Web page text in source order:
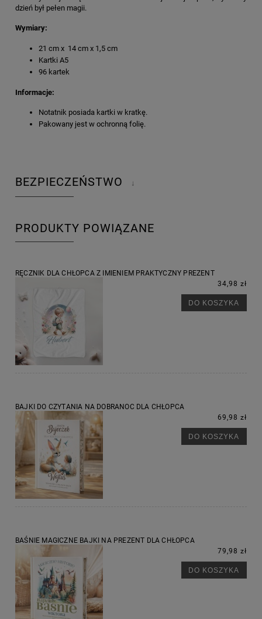
dzień był pełen magii.
Wymiary:
21 cm x 14 cm x 1,5 cm
Kartki A5
96 kartek
Informacje:
Notatnik posiada kartki w kratkę.
Pakowany jest w ochronną folię.
BEZPIECZEŃSTWO ↓
PRODUKTY POWIĄZANE
RĘCZNIK DLA CHŁOPCA Z IMIENIEM PRAKTYCZNY PREZENT
34,98 zł
DO KOSZYKA
BAJKI DO CZYTANIA NA DOBRANOC DLA CHŁOPCA
69,98 zł
DO KOSZYKA
BAŚNIE MAGICZNE BAJKI NA PREZENT DLA CHŁOPCA
79,98 zł
DO KOSZYKA